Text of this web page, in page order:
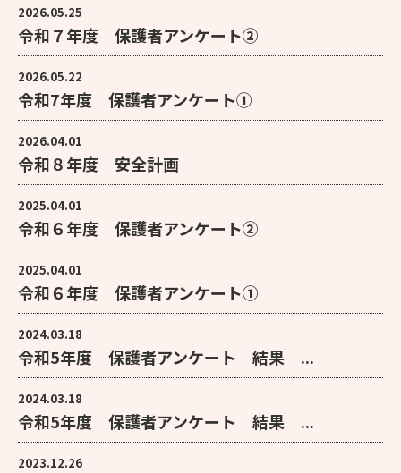
2026.05.25
令和７年度 保護者アンケート②
2026.05.22
令和7年度 保護者アンケート①
2026.04.01
令和８年度 安全計画
2025.04.01
令和６年度 保護者アンケート②
2025.04.01
令和６年度 保護者アンケート①
2024.03.18
令和5年度 保護者アンケート 結果 ...
2024.03.18
令和5年度 保護者アンケート 結果 ...
2023.12.26